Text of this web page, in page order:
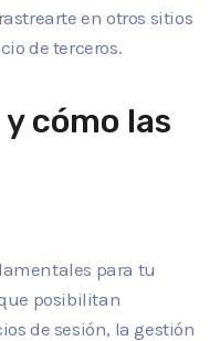
en otros sitios
de terceros.
cómo las
para tu
posibilitan
de sesión, la gestión